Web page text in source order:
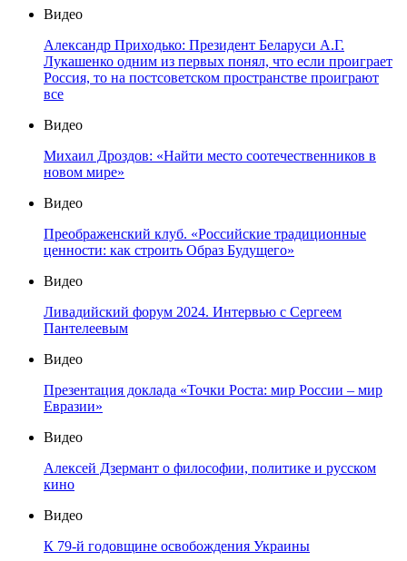
Видео
Александр Приходько: Президент Беларуси А.Г.
Лукашенко одним из первых понял, что если проиграет
Россия, то на постсоветском пространстве проиграют
все
Видео
Михаил Дроздов: «Найти место соотечественников в
новом мире»
Видео
Преображенский клуб. «Российские традиционные
ценности: как строить Образ Будущего»
Видео
Ливадийский форум 2024. Интервью с Сергеем
Пантелеевым
Видео
Презентация доклада «Точки Роста: мир России – мир
Евразии»
Видео
Алексей Дзермант о философии, политике и русском
кино
Видео
К 79-й годовщине освобождения Украины